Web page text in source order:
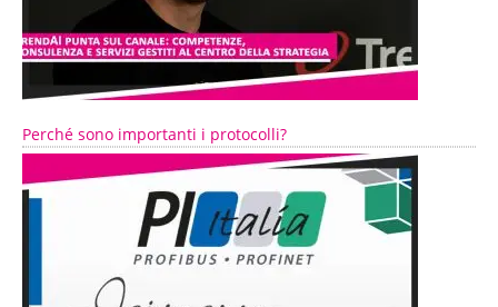
Perché sono importanti i protocolli?